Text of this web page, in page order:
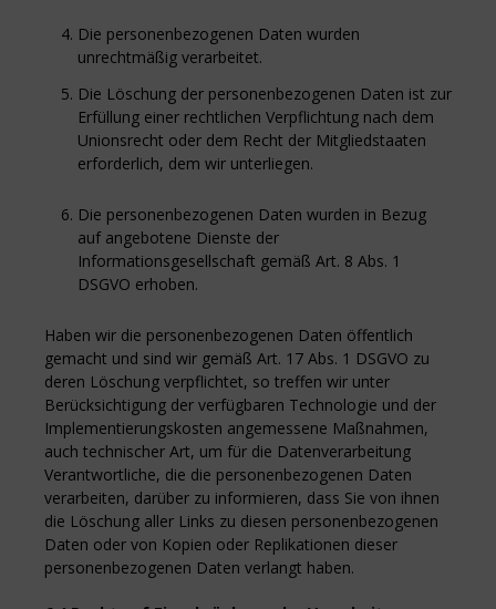
Die personenbezogenen Daten wurden
unrechtmäßig verarbeitet.
Die Löschung der personenbezogenen Daten ist zur
Erfüllung einer rechtlichen Verpflichtung nach dem
Unionsrecht oder dem Recht der Mitgliedstaaten
erforderlich, dem wir unterliegen.
Die personenbezogenen Daten wurden in Bezug
auf angebotene Dienste der
Informationsgesellschaft gemäß Art. 8 Abs. 1
DSGVO erhoben.
Haben wir die personenbezogenen Daten öffentlich
gemacht und sind wir gemäß Art. 17 Abs. 1 DSGVO zu
deren Löschung verpflichtet, so treffen wir unter
Berücksichtigung der verfügbaren Technologie und der
Implementierungskosten angemessene Maßnahmen,
auch technischer Art, um für die Datenverarbeitung
Verantwortliche, die die personenbezogenen Daten
verarbeiten, darüber zu informieren, dass Sie von ihnen
die Löschung aller Links zu diesen personenbezogenen
Daten oder von Kopien oder Replikationen dieser
personenbezogenen Daten verlangt haben.